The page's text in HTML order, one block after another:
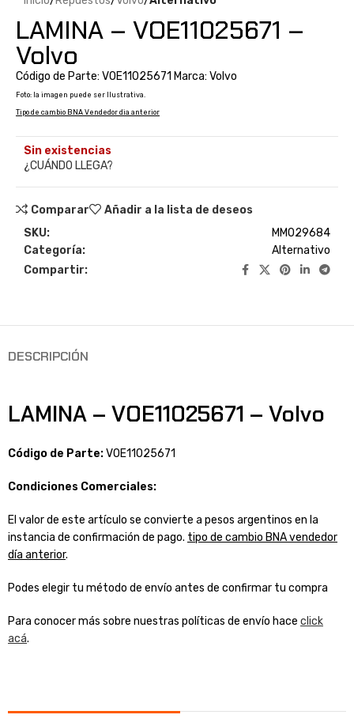
LAMINA – VOE11025671 –
Volvo
Código de Parte: VOE11025671 Marca: Volvo
Foto: la imagen puede ser Ilustrativa.
Tipo de cambio BNA Vendedor dia anterior
Sin existencias
¿CUÁNDO LLEGA?
Comparar
Añadir a la lista de deseos
SKU:
MM029684
Categoría:
Alternativo
Compartir:
DESCRIPCIÓN
LAMINA – VOE11025671 – Volvo
Código de Parte:VOE11025671
Condiciones Comerciales:
El valor de este artículo se convierte a pesos argentinos en la
instancia de confirmación de pago. tipo de cambio BNA vendedor
día anterior.
Podes elegir tu método de envío antes de confirmar tu compra
Para conocer más sobre nuestras políticas de envío hace click
acá.